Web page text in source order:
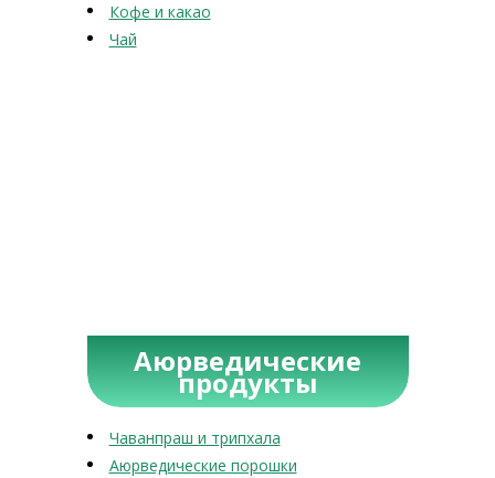
Кофе и какао
Чай
Аюрведические
продукты
Чаванпраш и трипхала
Аюрведические порошки